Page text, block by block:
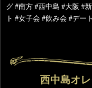
グ #南方 #西中島 #大阪 #
ト #女子会 #飲み会 #デー
西中島オ